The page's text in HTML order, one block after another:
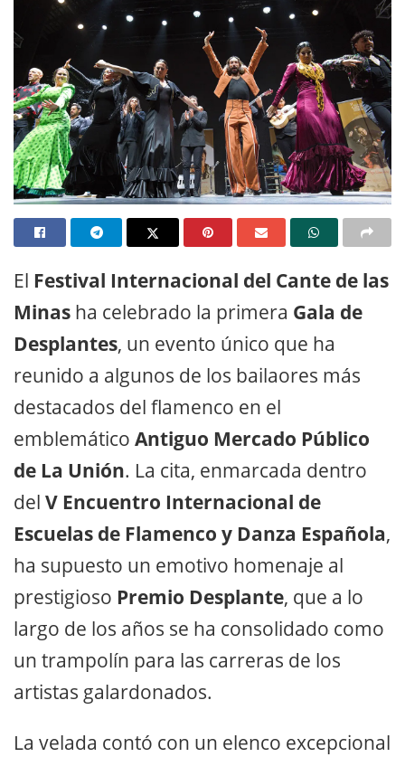
El Festival Internacional del Cante de las
Minas ha celebrado la primera Gala de
Desplantes, un evento único que ha
reunido a algunos de los bailaores más
destacados del flamenco en el
emblemático Antiguo Mercado Público
de La Unión. La cita, enmarcada dentro
del V Encuentro Internacional de
Escuelas de Flamenco y Danza Española,
ha supuesto un emotivo homenaje al
prestigioso Premio Desplante, que a lo
largo de los años se ha consolidado como
un trampolín para las carreras de los
artistas galardonados.
La velada contó con un elenco excepcional